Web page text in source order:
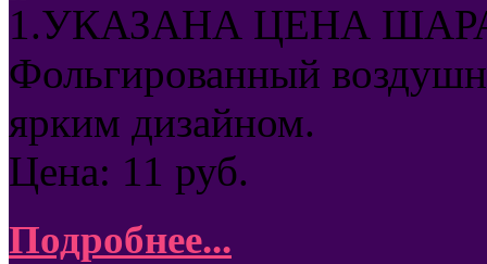
1.УКАЗАНА ЦЕНА
Фольгированный
ярким дизайном.
Цена: 11 руб.
Подробнее...